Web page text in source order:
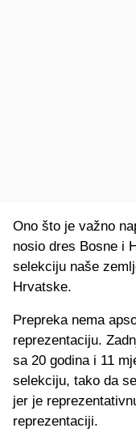
Ono što je važno
nosio dres Bosne i
selekciju naše
Hrvatske.
Prepreka nema
reprezentaciju.
sa 20 godina i 11
selekciju, tako da
jer je
reprezentaciji.